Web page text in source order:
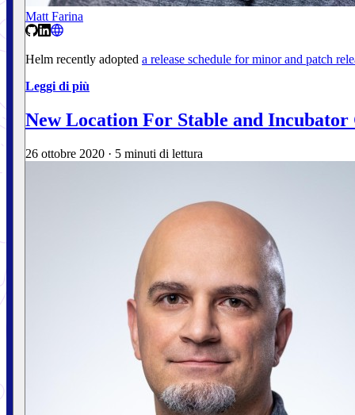
Matt Farina
Helm recently adopted a release schedule for minor and patch
Leggi di più
New Location For Stable and Incubator
26 ottobre 2020 · 5 minuti di lettura